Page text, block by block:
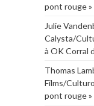
pont rouge »
Julie
Calysta/
à OK Corral
Thomas
Films/
pont rouge »